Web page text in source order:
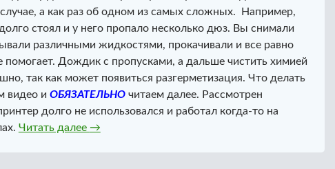
а как раз об одном из самых сложных. Например,
стоял и у него пропало несколько дюз. Вы снимали
различными жидкостями, прокачивали и все равно
помогает. Дождик с пропусками, а дальше чистить химией
так как может появиться разгерметизация. Что делать
видео и ОБЯЗАТЕЛЬНОчитаем далее. Рассмотрен
долго не использовался и работал когда-то на
Читать далее Принтер не печатает несколько дюз.
→